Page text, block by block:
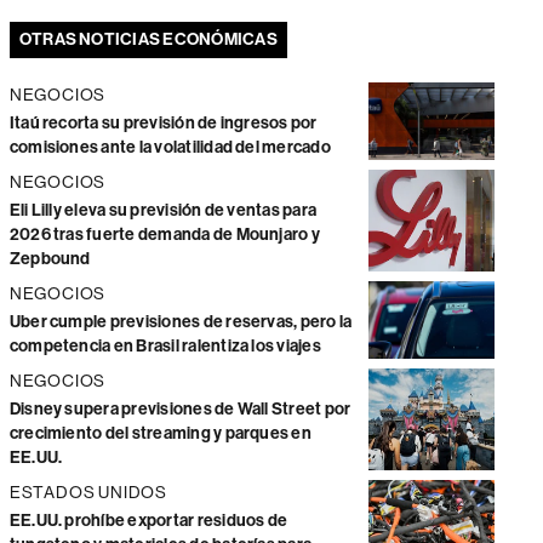
OTRAS NOTICIAS ECONÓMICAS
NEGOCIOS
Itaú recorta su previsión de ingresos por
comisiones ante la volatilidad del mercado
NEGOCIOS
Eli Lilly eleva su previsión de ventas para
2026 tras fuerte demanda de Mounjaro y
Zepbound
NEGOCIOS
Uber cumple previsiones de reservas, pero la
competencia en Brasil ralentiza los viajes
NEGOCIOS
Disney supera previsiones de Wall Street por
crecimiento del streaming y parques en
EE.UU.
ESTADOS UNIDOS
EE.UU. prohíbe exportar residuos de